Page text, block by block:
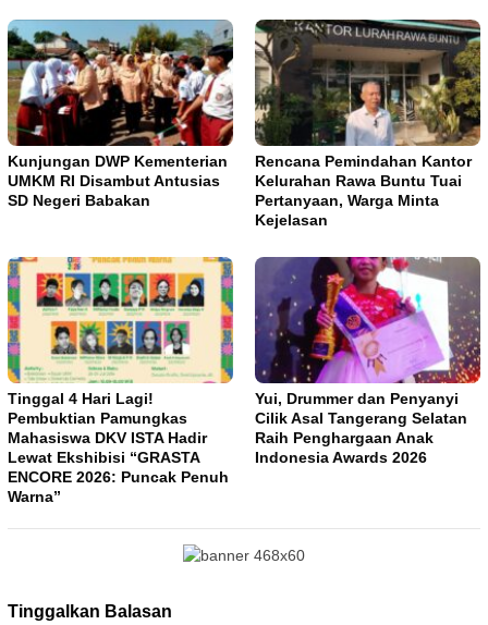
Kunjungan DWP Kementerian
UMKM RI Disambut Antusias
SD Negeri Babakan
Rencana Pemindahan Kantor
Kelurahan Rawa Buntu Tuai
Pertanyaan, Warga Minta
Kejelasan
Tinggal 4 Hari Lagi!
Pembuktian Pamungkas
Mahasiswa DKV ISTA Hadir
Lewat Ekshibisi “GRASTA
ENCORE 2026: Puncak Penuh
Warna”
Yui, Drummer dan Penyanyi
Cilik Asal Tangerang Selatan
Raih Penghargaan Anak
Indonesia Awards 2026
Tinggalkan Balasan